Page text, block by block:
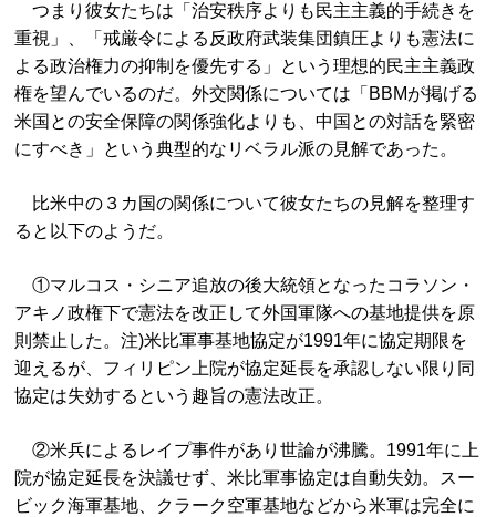
つまり彼女たちは「治安秩序よりも民主主義的手続きを
重視」、「戒厳令による反政府武装集団鎮圧よりも憲法に
よる政治権力の抑制を優先する」という理想的民主主義政
権を望んでいるのだ。外交関係については「BBMが掲げる
米国との安全保障の関係強化よりも、中国との対話を緊密
にすべき」という典型的なリベラル派の見解であった。
比米中の３カ国の関係について彼女たちの見解を整理す
ると以下のようだ。
①マルコス・シニア追放の後大統領となったコラソン・
アキノ政権下で憲法を改正して外国軍隊への基地提供を原
則禁止した。注)米比軍事基地協定が1991年に協定期限を
迎えるが、フィリピン上院が協定延長を承認しない限り同
協定は失効するという趣旨の憲法改正。
②米兵によるレイプ事件があり世論が沸騰。1991年に上
院が協定延長を決議せず、米比軍事協定は自動失効。スー
ビック海軍基地、クラーク空軍基地などから米軍は完全に